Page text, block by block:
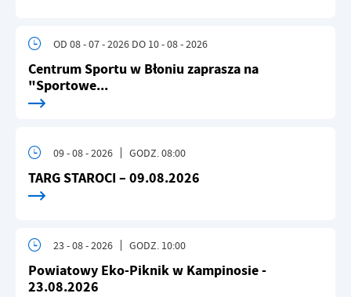
OD 08 - 07 - 2026 DO 10 - 08 - 2026
Centrum Sportu w Błoniu zaprasza na
"Sportowe...
09 - 08 - 2026 GODZ. 08:00
TARG STAROCI – 09.08.2026
23 - 08 - 2026 GODZ. 10:00
Powiatowy Eko-Piknik w Kampinosie -
23.08.2026